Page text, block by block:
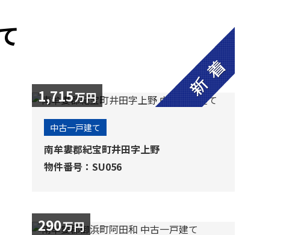
1,715万円
中古一戸建て
南牟婁郡紀宝町井田字上野
物件番号：SU056
290万円